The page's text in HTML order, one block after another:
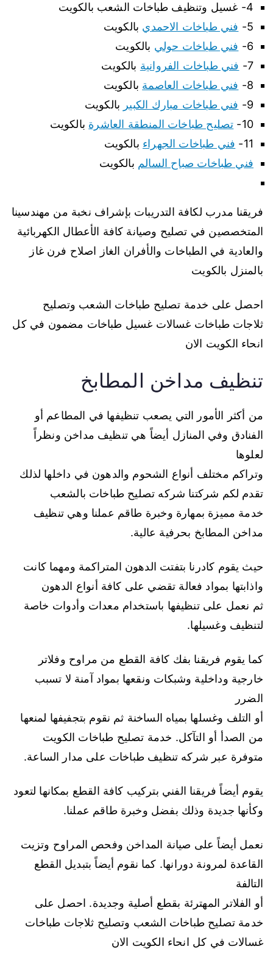
4- غسيل وتنظيف طباخات الشعب بالكويت
5-
فني طباخات الاحمدي بالكويت
6-
فني طباخات حولي بالكويت
7-
فني طباخات الفروانية بالكويت
8-
فني طباخات العاصمة بالكويت
9-
فني طباخات مبارك الكبير بالكويت
10-
تصليح طباخات المنطقة العاشرة بالكويت
11-
فني طباخات الجهراء بالكويت
فني طباخات صباح السالم بالكويت
فريقنا مدرب لكافة التدريبات بإشراف نخبة من مهندسينا
المتخصصين في تصليح وصيانة كافة الأعطال الكهربائية
والعادية في الطباخات والأفران الغاز اصلاح فرن غاز
بالمنزل بالكويت
احصل على خدمة تصليح طباخات الشعب وتصليح
ثلاجات طباخات غسالات غسيل طباخات مضمون في كل
انحاء الكويت الان
تنظيف مداخن المطابخ
من أكثر الأمور التي يصعب تنظيفها في المطاعم أو
الفنادق وفي المنازل أيضاً هي تنظيف مداخن ونظراً
لعلوها
وتراكم مختلف أنواع الشحوم والدهون في داخلها لذلك
تقدم لكم شركتنا شركه تصليح طباخات بالشعب
خدمة مميزة بمهارة وخبرة طاقم عملنا وهي تنظيف
مداخن المطابخ بحرفية عالية.
حيث يقوم كادرنا بتفتت الدهون المتراكمة ومهما كانت
واذابتها بمواد فعالة تقضي على كافة أنواع الدهون
ثم نعمل على تنظيفها باستخدام معدات وأدوات خاصة
لتنظيف وغسيلها.
كما يقوم فريقنا بفك كافة القطع من مراوح وفلاتر
خارجية وداخلية وشبكات ونقعها بمواد آمنة لا تسبب
الضرر
أو التلف وغسلها بمياه الساخنة ثم نقوم بتجفيفها لمنعها
من الصدأ أو التآكل. خدمة تصليح طباخات الكويت
متوفرة عبر شركه تنظيف طباخات على مدار الساعة.
يقوم أيضاً فريقنا الفني بتركيب كافة القطع بمكانها لتعود
وكأنها جديدة وذلك بفضل وخبرة طاقم عملنا.
نعمل أيضاً على صيانة المداخن وفحص المراوح وتزيت
القاعدة لمرونة دورانها. كما نقوم أيضاً بتبديل القطع
التالفة
أو الفلاتر المهترئة بقطع أصلية وجديدة. احصل على
خدمة تصليح طباخات الشعب وتصليح ثلاجات طباخات
غسالات في كل انحاء الكويت الان